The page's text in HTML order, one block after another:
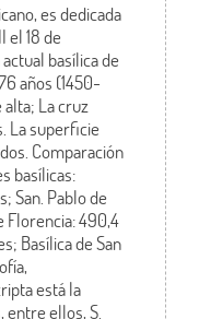
es dedicada
el 18 de
basílica de
años (1450-
alta; La cruz
La superficie
Comparación
basílicas:
San. Pablo de
Florencia: 490,4
Basílica de San
está la
entre ellos, S.